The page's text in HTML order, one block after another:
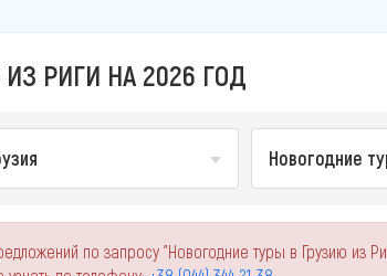
РИГИ НА 2026 ГОД
Новогодние
по запросу "Новогодние туры в Грузию из